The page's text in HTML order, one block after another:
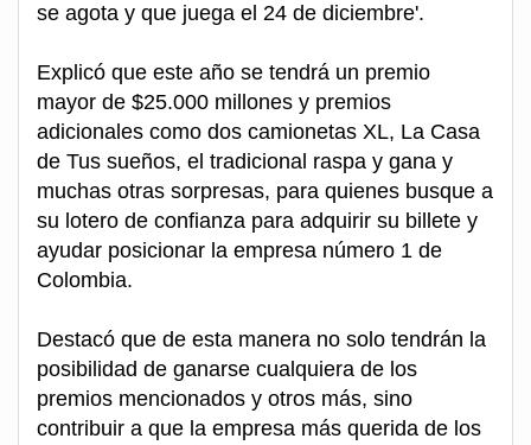
se agota y que juega el 24 de diciembre'.
Explicó que este año se tendrá un premio
mayor de $25.000 millones y premios
adicionales como dos camionetas XL, La Casa
de Tus sueños, el tradicional raspa y gana y
muchas otras sorpresas, para quienes busque a
su lotero de confianza para adquirir su billete y
ayudar posicionar la empresa número 1 de
Colombia.
Destacó que de esta manera no solo tendrán la
posibilidad de ganarse cualquiera de los
premios mencionados y otros más, sino
contribuir a que la empresa más querida de los